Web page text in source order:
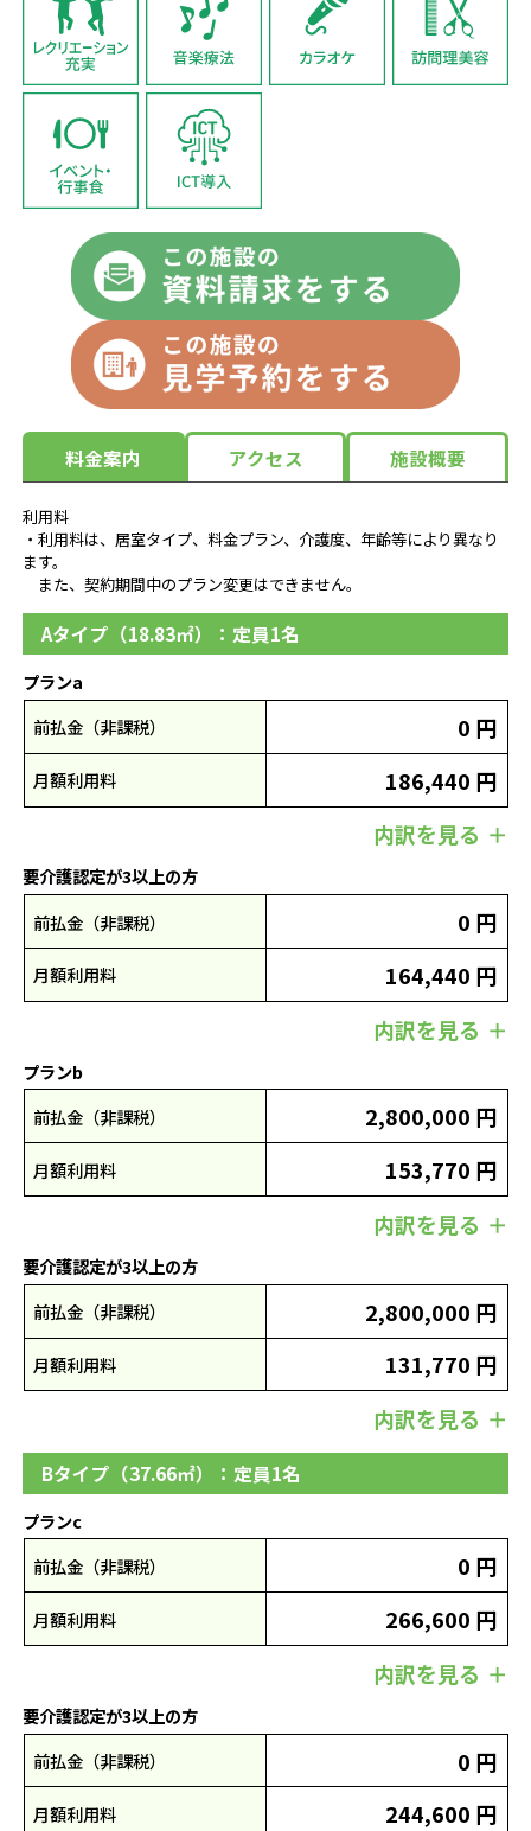
料金案内 アクセス 施設概要
利用料
・利用料は、居室タイプ、料金プラン、介護度、年齢等により異なり
ます。
また、契約期間中のプラン変更はできません。
Aタイプ（18.83㎡）：定員1名
プランa
前払金（非課税）
0 円
月額利用料
186,440 円
内訳を見る
要介護認定が3以上の方
前払金（非課税）
0 円
月額利用料
164,440 円
内訳を見る
プランb
前払金（非課税）
2,800,000 円
月額利用料
153,770 円
内訳を見る
要介護認定が3以上の方
前払金（非課税）
2,800,000 円
月額利用料
131,770 円
内訳を見る
Bタイプ（37.66㎡）：定員1名
プランc
前払金（非課税）
0 円
月額利用料
266,600 円
内訳を見る
要介護認定が3以上の方
前払金（非課税）
0 円
月額利用料 244,600 円